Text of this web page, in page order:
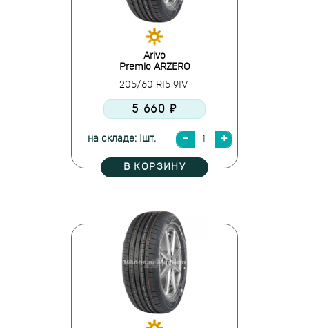
Arivo
Premio ARZERO
205/60 R15 91V
5 660 ₽
на складе: 1шт.
В КОРЗИНУ